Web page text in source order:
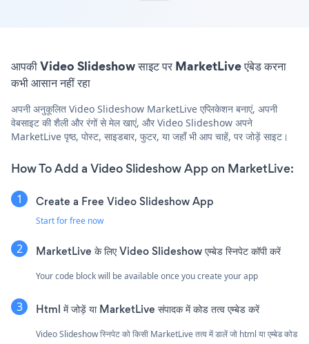
आपकी Video Slideshow साइट पर MarketLive एंबेड करना
कभी आसान नहीं रहा
अपनी अनुकूलित Video Slideshow MarketLive एप्लिकेशन बनाएं, अपनी
वेबसाइट की शैली और रंगों से मेल खाएं, और Video Slideshow अपने
MarketLive पृष्ठ, पोस्ट, साइडबार, फुटर, या जहाँ भी आप चाहें, पर जोड़ें साइट।
How To Add a Video Slideshow App on MarketLive:
Create a Free Video Slideshow App
Start for free now
MarketLive के लिए Video Slideshow एम्बेड स्निपेट कॉपी करें
Your code block will be available once you create your app
Html में जोड़ें या MarketLive संपादक में कोड तत्व एम्बेड करें
Video Slideshow स्निपेट को किसी MarketLive तत्व में डालें जो html या एम्बेड कोड